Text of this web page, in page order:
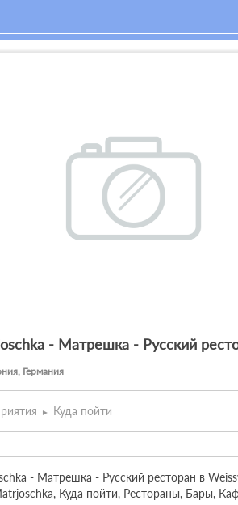
- Матрешка - Русский
Германия
Куда пойти
- Матрешка - Русский ресторан в
Куда пойти, Рестораны, Бары,